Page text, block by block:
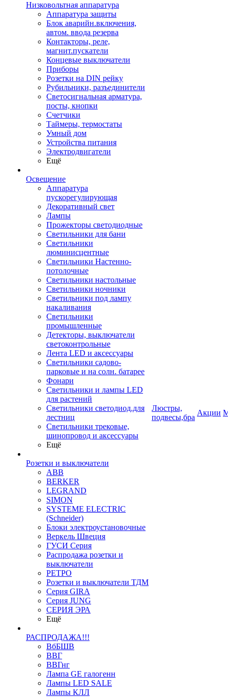
Низковольтная аппаратура
Аппаратура защиты
Блок аварийн.включения,
автом. ввода резерва
Контакторы, реле,
магнит.пускатели
Концевые выключатели
Приборы
Розетки на DIN рейку
Рубильники, разъединители
Светосигнальная арматура,
посты, кнопки
Счетчики
Таймеры, термостаты
Умный дом
Устройства питания
Электродвигатели
Ещё
Освещение
Аппаратура
пускорегулирующая
Декоративный свет
Лампы
Прожекторы светодиодные
Светильники для бани
Светильники
люминисцентные
Светильники Настенно-
потолочные
Светильники настольные
Светильники ночники
Светильники под лампу
накаливания
Светильники
промышленные
Детекторы, выключатели
светоконтрольные
Лента LED и аксессуары
Светильники садово-
парковые и на солн. батарее
Фонари
Светильники и лампы LED
для растений
Светильники светодиод.для
лестниц
Светильники трековые,
шинопровод и аксессуары
Ещё
Розетки и выключатели
ABB
BERKER
LEGRAND
SIMON
SYSTEME ELECTRIC
(Schneider)
Блоки электроустановочные
Веркель Швеция
ГУСИ Серия
Распродажа розетки и
выключатели
РЕТРО
Розетки и выключатели ТДМ
Серия GIRA
Серия JUNG
СЕРИЯ ЭРА
Ещё
РАСПРОДАЖА!!!
ВбБШВ
ВВГ
ВВГнг
Лампа GE галогенн
Лампы LED SALE
Лампы КЛЛ
Люстры,
подвесы,бра
Акции